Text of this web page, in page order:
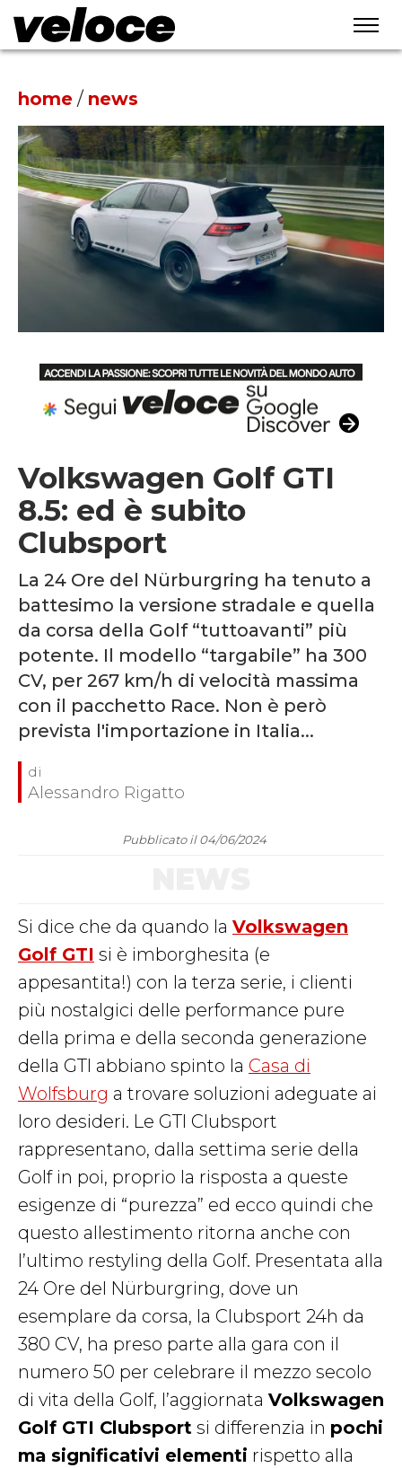
home / news
Volkswagen Golf GTI
8.5: ed è subito
Clubsport
La 24 Ore del Nürburgring ha tenuto a
battesimo la versione stradale e quella
da corsa della Golf “tuttoavanti” più
potente. Il modello “targabile” ha 300
CV, per 267 km/h di velocità massima
con il pacchetto Race. Non è però
prevista l'importazione in Italia...
Alessandro Rigatto
Pubblicato il 04/06/2024
Si dice che da quando la Volkswagen
Golf GTI si è imborghesita (e
appesantita!) con la terza serie, i clienti
più nostalgici delle performance pure
della prima e della seconda generazione
della GTI abbiano spinto la Casa di
Wolfsburg a trovare soluzioni adeguate ai
loro desideri. Le GTI Clubsport
rappresentano, dalla settima serie della
Golf in poi, proprio la risposta a queste
esigenze di “purezza” ed ecco quindi che
questo allestimento ritorna anche con
l’ultimo restyling della Golf. Presentata alla
24 Ore del Nürburgring, dove un
esemplare da corsa, la Clubsport 24h da
380 CV, ha preso parte alla gara con il
numero 50 per celebrare il mezzo secolo
di vita della Golf, l’aggiornata Volkswagen
Golf GTI Clubsport si differenzia in pochi
ma significativi elementi rispetto alla